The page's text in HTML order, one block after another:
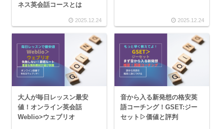
ネス英会話コースとは
2025.12.24 2025.12.24
大人が毎日レッスン最安
値！オンライン英会話
Weblio>ウェブリオ
音から入る新発想の格安英
語コーチング！GSET:ジー
セット▷価値と評判